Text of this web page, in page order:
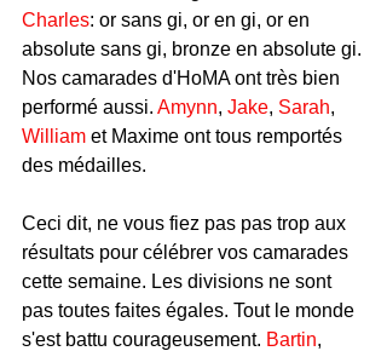
Charles: or sans gi, or en gi, or en
absolute sans gi, bronze en absolute gi.
Nos camarades d'HoMA ont très bien
performé aussi. Amynn, Jake, Sarah,
William et Maxime ont tous remportés
des médailles.
Ceci dit, ne vous fiez pas pas trop aux
résultats pour célébrer vos camarades
cette semaine. Les divisions ne sont
pas toutes faites égales. Tout le monde
s'est battu courageusement. Bartin,